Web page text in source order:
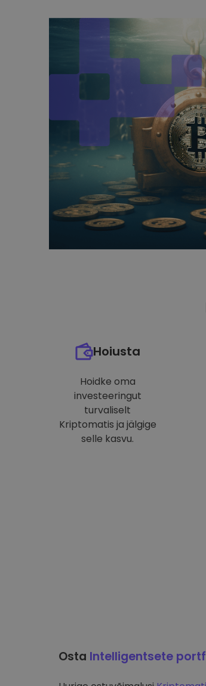
Hoiusta
Hoidke oma
investeeringut
turvaliselt
Kriptomatis ja jälgige
selle kasvu.
Osta Intelligentsete